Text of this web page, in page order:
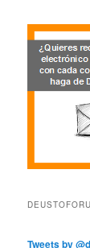
Tweets by